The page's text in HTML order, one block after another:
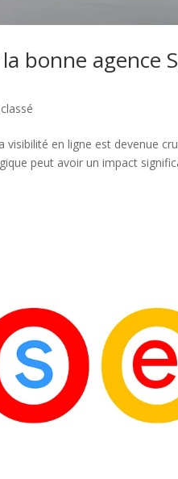
bonne agence
en ligne est devenue
peut avoir un impact